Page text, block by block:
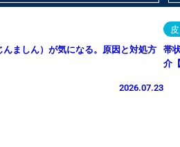
ましん）が気になる。原因と対処方
2026.07.23
帯
介